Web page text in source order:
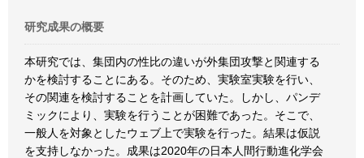
研究成果の概要
本研究では、集団内の性比の違いが外集団攻撃と関連する
かを検討することにある。そのため、実験室実験を行い、
その関連を検討することを計画していた。しかし、パンデ
ミックにより、実験を行うことが困難であった。そこで、
一般人を対象としたウェブ上で実験を行った。結果は仮説
を支持しなかった。成果は2020年の日本人間行動進化学会